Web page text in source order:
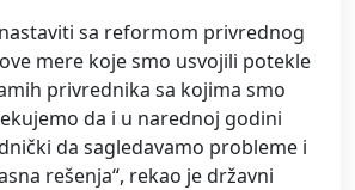
sa reformom privrednog
mere koje smo usvojili potekle
privrednika sa kojima smo
da i u narednoj godini
da sagledavamo probleme i
rešenja“, rekao je državni